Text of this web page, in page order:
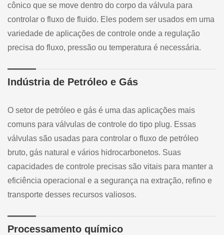
cônico que se move dentro do corpo da válvula para
controlar o fluxo de fluido. Eles podem ser usados em uma
variedade de aplicações de controle onde a regulação
precisa do fluxo, pressão ou temperatura é necessária.
Indústria de Petróleo e Gás
O setor de petróleo e gás é uma das aplicações mais
comuns para válvulas de controle do tipo plug. Essas
válvulas são usadas para controlar o fluxo de petróleo
bruto, gás natural e vários hidrocarbonetos. Suas
capacidades de controle precisas são vitais para manter a
eficiência operacional e a segurança na extração, refino e
transporte desses recursos valiosos.
Processamento químico